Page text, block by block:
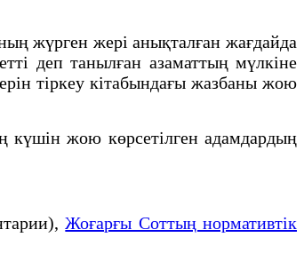
жүрген жері анықталған жағдайда
деп танылған азаматтың мүлкіне
тіркеу кітабындағы жазбаны жою
жою көрсетілген адамдардың
Жоғарғы Соттың нормативтік